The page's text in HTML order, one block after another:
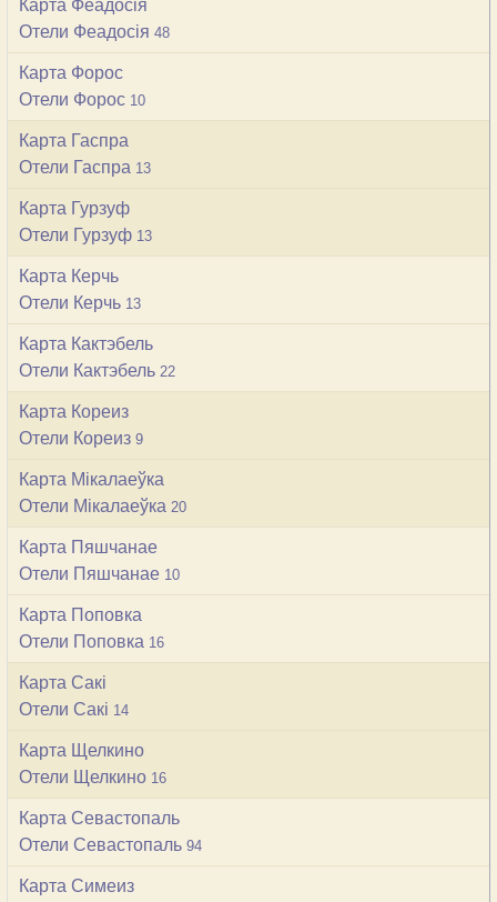
Карта Феадосія
Отели Феадосія 48
Карта Форос
Отели Форос 10
Карта Гаспра
Отели Гаспра 13
Карта Гурзуф
Отели Гурзуф 13
Карта Керчь
Отели Керчь 13
Карта Кактэбель
Отели Кактэбель 22
Карта Кореиз
Отели Кореиз 9
Карта Мікалаеўка
Отели Мікалаеўка 20
Карта Пяшчанае
Отели Пяшчанае 10
Карта Поповка
Отели Поповка 16
Карта Сакі
Отели Сакі 14
Карта Щелкино
Отели Щелкино 16
Карта Севастопаль
Отели Севастопаль 94
Карта Симеиз